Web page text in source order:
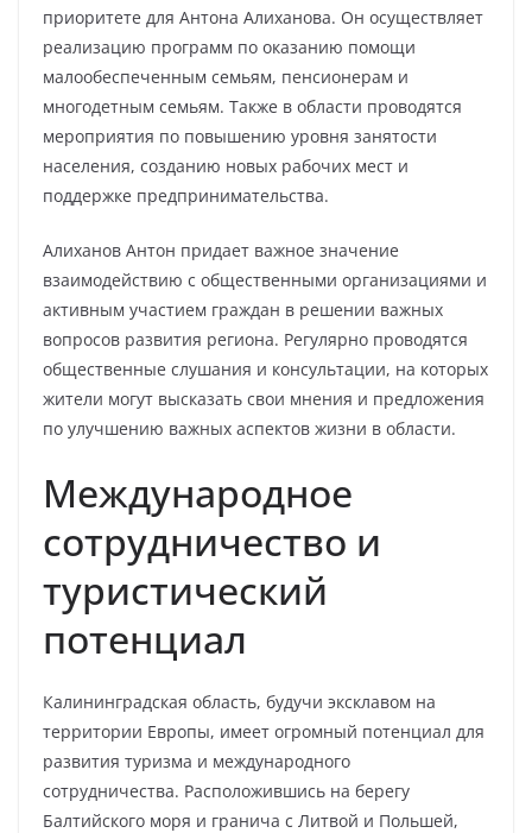
приоритете для Антона Алиханова. Он осуществляет
реализацию программ по оказанию помощи
малообеспеченным семьям, пенсионерам и
многодетным семьям. Также в области проводятся
мероприятия по повышению уровня занятости
населения, созданию новых рабочих мест и
поддержке предпринимательства.
Алиханов Антон придает важное значение
взаимодействию с общественными организациями и
активным участием граждан в решении важных
вопросов развития региона. Регулярно проводятся
общественные слушания и консультации, на которых
жители могут высказать свои мнения и предложения
по улучшению важных аспектов жизни в области.
Международное
сотрудничество и
туристический
потенциал
Калининградская область, будучи эксклавом на
территории Европы, имеет огромный потенциал для
развития туризма и международного
сотрудничества. Расположившись на берегу
Балтийского моря и гранича с Литвой и Польшей,